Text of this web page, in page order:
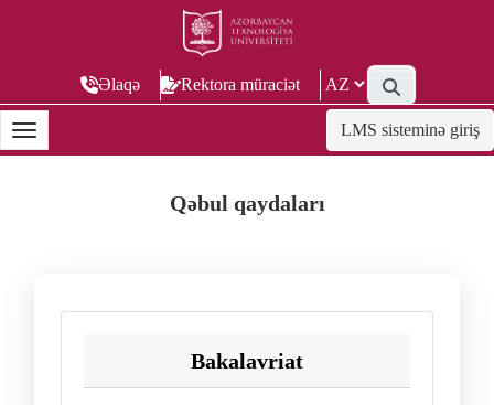
Əlaqə Rektora müraciət
LMS sisteminə giriş
Qəbul qaydaları
Bakalavriat